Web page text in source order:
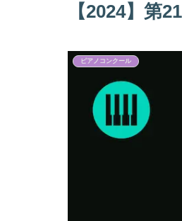
【2024】第
ピアノコンクール